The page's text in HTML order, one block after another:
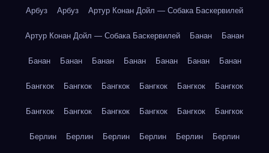
Арбуз Арбуз Артур Конан Дойл — Собака Баскервилей
Артур Конан Дойл — Собака Баскервилей Банан Банан
Банан Банан Банан Банан Банан Банан Банан
Бангкок Бангкок Бангкок Бангкок Бангкок Бангкок
Бангкок Бангкок Бангкок Бангкок Бангкок Бангкок
Берлин Берлин Берлин Берлин Берлин Берлин